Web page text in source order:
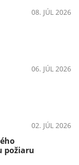
08. JÚL 2026
06. JÚL 2026
02. JÚL 2026
požiaru